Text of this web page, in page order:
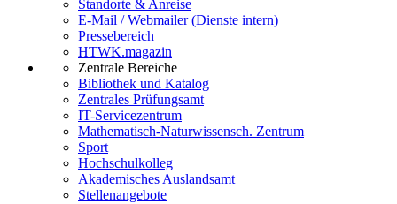
Standorte & Anreise
E-Mail / Webmailer (Dienste intern)
Pressebereich
HTWK.magazin
Zentrale Bereiche
Bibliothek und Katalog
Zentrales Prüfungsamt
IT-Servicezentrum
Mathematisch-Naturwissensch. Zentrum
Sport
Hochschulkolleg
Akademisches Auslandsamt
Stellenangebote